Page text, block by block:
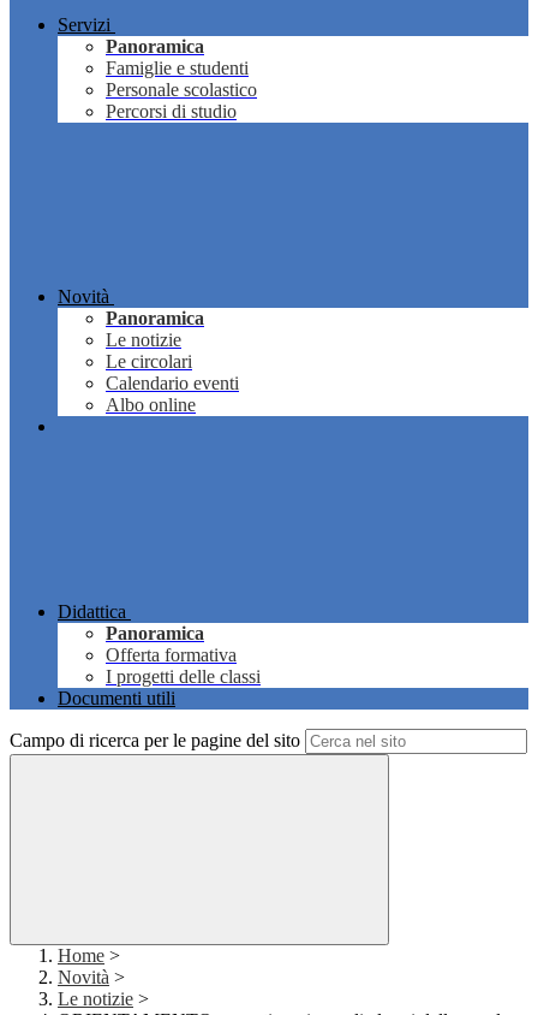
Servizi
Panoramica
Famiglie e studenti
Personale scolastico
Percorsi di studio
Novità
Panoramica
Le notizie
Le circolari
Calendario eventi
Albo online
Didattica
Panoramica
Offerta formativa
I progetti delle classi
Documenti utili
Campo di ricerca per le pagine del sito
Home >
Novità >
Le notizie >